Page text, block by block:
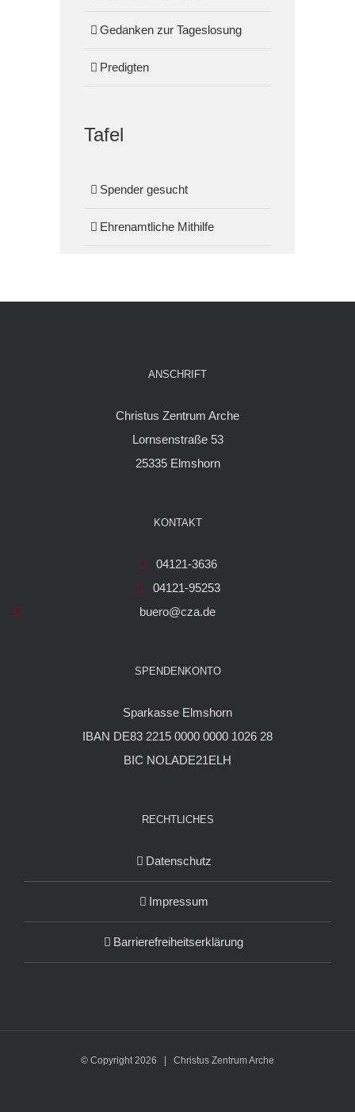
Gedanken zur Tageslosung
Predigten
Tafel
Spender gesucht
Ehrenamtliche Mithilfe
ANSCHRIFT
Christus Zentrum Arche
Lornsenstraße 53
25335 Elmshorn
KONTAKT
04121-3636
04121-95253
buero@cza.de
SPENDENKONTO
Sparkasse Elmshorn
IBAN DE83 2215 0000 0000 1026 28
BIC NOLADE21ELH
RECHTLICHES
Datenschutz
Impressum
Barrierefreiheitserklärung
© Copyright2026 | Christus Zentrum Arche